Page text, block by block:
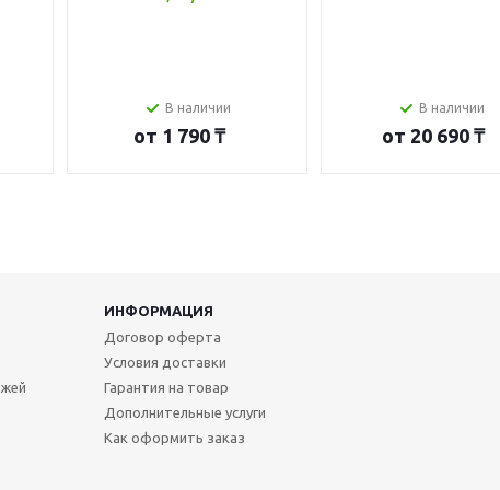
В наличии
от 1 790 ₸
В наличии
от 20 690 ₸
ИНФОРМАЦИЯ
Договор оферта
Условия доставки
Гарантия на товар
Дополнительные услуги
Как оформить заказ